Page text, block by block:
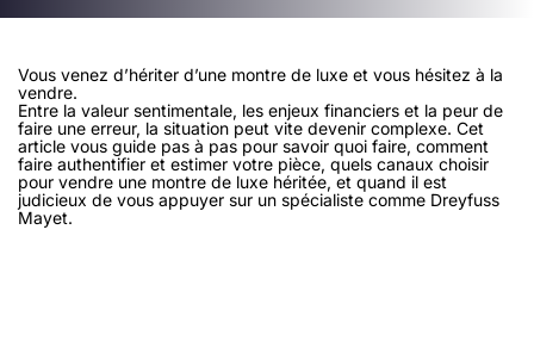
Vous venez d’hériter d’une montre de luxe et vous hésitez à la
vendre.
Entre la valeur sentimentale, les enjeux financiers et la peur de
faire une erreur, la situation peut vite devenir complexe. Cet
article vous guide pas à pas pour savoir quoi faire, comment
faire authentifier et estimer votre pièce, quels canaux choisir
pour vendre une montre de luxe héritée, et quand il est
judicieux de vous appuyer sur un spécialiste comme Dreyfuss
Mayet.